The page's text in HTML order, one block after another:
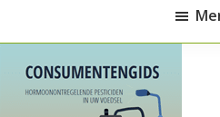
Pesticide